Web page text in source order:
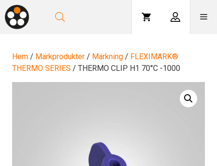
Hoppa
till
innehåll
Hem / Märkprodukter / Märkning / FLEXIMARK®
THERMO SERIES / THERMO CLIP H1 70°C -1000